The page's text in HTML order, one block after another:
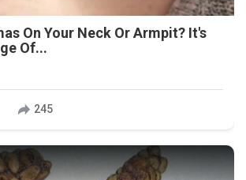
On Your Neck Or Armpit? It's
Of...
245